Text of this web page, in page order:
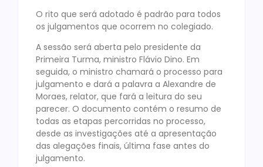
O rito que será adotado é padrão para todos
os julgamentos que ocorrem no colegiado.
A sessão será aberta pelo presidente da
Primeira Turma, ministro Flávio Dino. Em
seguida, o ministro chamará o processo para
julgamento e dará a palavra a Alexandre de
Moraes, relator, que fará a leitura do seu
parecer. O documento contém o resumo de
todas as etapas percorridas no processo,
desde as investigações até a apresentação
das alegações finais, última fase antes do
julgamento.